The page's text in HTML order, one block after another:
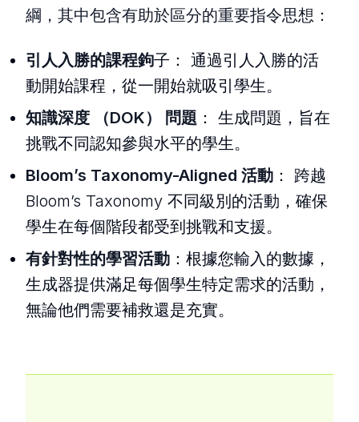
綱，其中包含有助於區分的重要指令思想：
引人入勝的課程鉤子： 通過引人入勝的活
動開始課程，從一開始就吸引學生。
知識深度 （DOK） 問題 ： 生成問題，旨在
挑戰不同認知參與水平的學生。
Bloom’s Taxonomy-Aligned 活動 ： 跨越
Bloom’s Taxonomy 不同級別的活動，確保
學生在每個階段都受到挑戰和支援。
有針對性的學習活動 ：根據您輸入的數據，
生成器提供滿足每個學生特定需求的活動，
無論他們需要補救還是充實。